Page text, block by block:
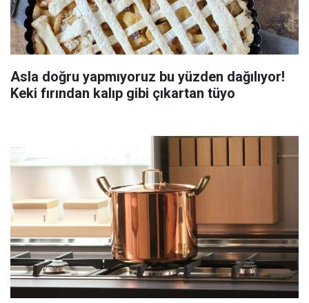
Asla doğru yapmıyoruz bu yüzden dağılıyor!
Keki fırından kalıp gibi çıkartan tüyo